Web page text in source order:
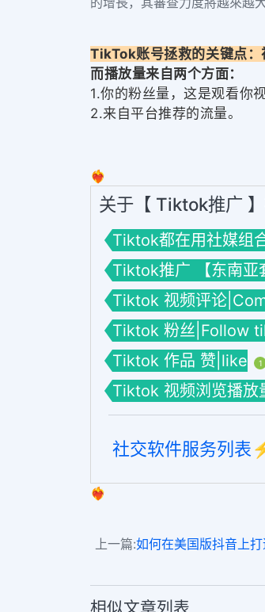
TikTok账号拯救的关键点：
而播放量来自两个方面：
1.你的粉丝量，这是观看你
2.来自平台推荐的流量。
❤️‍🔥
关于【 Tiktok推广
Tiktok都在用社媒组
Tiktok推广 【东南亚
Tiktok 视频评论
Tiktok 粉丝|Follow
Tiktok 作品 赞|like 1
Tiktok 视频浏览播
社交软件服务列表
❤️‍🔥
上一篇:如何在美国版抖音上
相似文章列表